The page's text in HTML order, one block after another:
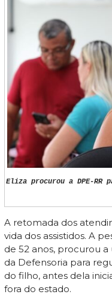
Eliza procurou a DPE-RR
A retomada dos
vida dos assistidos. A
de 52 anos, procurou
da Defensoria para
do filho, antes dela
fora do estado.